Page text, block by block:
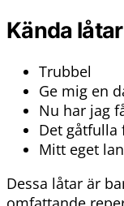
Kända
Trubbel
Ge mig en
Nu har jag
Det gåtfulla
Mitt eget
Dessa låtar är